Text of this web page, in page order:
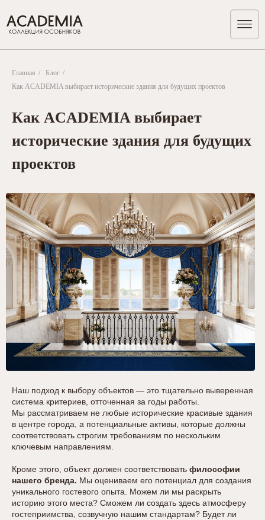
Главная / Блог /
Как ACADEMIA выбирает исторические здания для будущих проектов
Как ACADEMIA выбирает
исторические здания для будущих
проектов
Наш подход к выбору объектов — это тщательно выверенная
система критериев, отточенная за годы работы.
Мы рассматриваем не любые исторические красивые здания
в центре города, а потенциальные активы, которые должны
соответствовать строгим требованиям по нескольким
ключевым направлениям.
Кроме этого, объект должен соответствовать философии
нашего бренда. Мы оцениваем его потенциал для создания
уникального гостевого опыта. Можем ли мы раскрыть
историю этого места? Сможем ли создать здесь атмосферу
гостеприимства, созвучную нашим стандартам? Будет ли